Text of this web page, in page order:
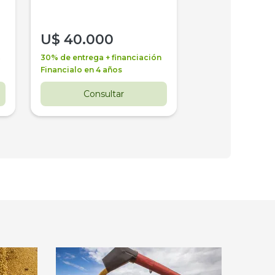
U$ 40.000
30% de entrega + financiación
Financialo en 4 años
Consultar